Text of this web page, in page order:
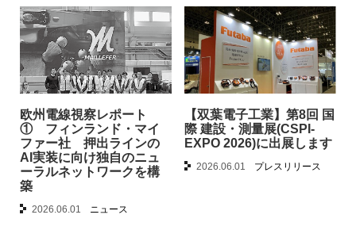
欧州電線視察レポート
① フィンランド・マイ
ファー社 押出ラインの
AI実装に向け独自のニュ
ーラルネットワークを構
築
2026.06.01 ニュース
【双葉電子工業】第8回 国
際 建設・測量展(CSPI-
EXPO 2026)に出展します
2026.06.01 プレスリリース